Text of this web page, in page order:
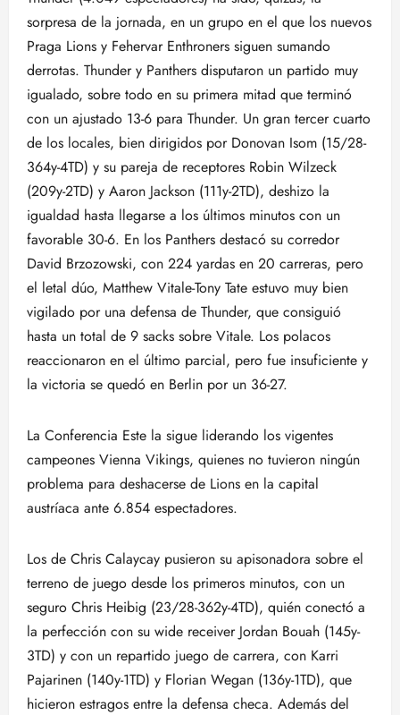
sorpresa de la jornada, en un grupo en el que los nuevos
Praga Lions y Fehervar Enthroners siguen sumando
derrotas. Thunder y Panthers disputaron un partido muy
igualado, sobre todo en su primera mitad que terminó
con un ajustado 13-6 para Thunder. Un gran tercer cuarto
de los locales, bien dirigidos por Donovan Isom (15/28-
364y-4TD) y su pareja de receptores Robin Wilzeck
(209y-2TD) y Aaron Jackson (111y-2TD), deshizo la
igualdad hasta llegarse a los últimos minutos con un
favorable 30-6. En los Panthers destacó su corredor
David Brzozowski, con 224 yardas en 20 carreras, pero
el letal dúo, Matthew Vitale-Tony Tate estuvo muy bien
vigilado por una defensa de Thunder, que consiguió
hasta un total de 9 sacks sobre Vitale. Los polacos
reaccionaron en el último parcial, pero fue insuficiente y
la victoria se quedó en Berlin por un 36-27.
La Conferencia Este la sigue liderando los vigentes
campeones Vienna Vikings, quienes no tuvieron ningún
problema para deshacerse de Lions en la capital
austríaca ante 6.854 espectadores.
Los de Chris Calaycay pusieron su apisonadora sobre el
terreno de juego desde los primeros minutos, con un
seguro Chris Heibig (23/28-362y-4TD), quién conectó a
la perfección con su wide receiver Jordan Bouah (145y-
3TD) y con un repartido juego de carrera, con Karri
Pajarinen (140y-1TD) y Florian Wegan (136y-1TD), que
hicieron estragos entre la defensa checa. Además del